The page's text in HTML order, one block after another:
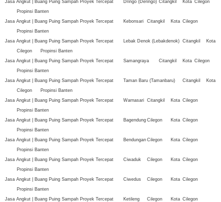
Jasa Angkut | Buang Puing Sampah Proyek Tercepat
Dringo (Deringo) Citangkil Kota Cilegon
Propinsi Banten
Jasa Angkut | Buang Puing Sampah Proyek Tercepat
Kebonsari Citangkil Kota Cilegon
Propinsi Banten
Jasa Angkut | Buang Puing Sampah Proyek Tercepat
Lebak Denok (Lebakdenok) Citangkil
Kota
Cilegon
Propinsi Banten
Jasa Angkut | Buang Puing Sampah Proyek Tercepat
Samangraya Citangkil Kota Cilegon
Propinsi Banten
Jasa Angkut | Buang Puing Sampah Proyek Tercepat
Taman Baru (Tamanbaru) Citangkil
Kota
Cilegon
Propinsi Banten
Jasa Angkut | Buang Puing Sampah Proyek Tercepat
Warnasari Citangkil Kota Cilegon
Propinsi Banten
Jasa Angkut | Buang Puing Sampah Proyek Tercepat
Bagendung Cilegon Kota Cilegon
Propinsi Banten
Jasa Angkut | Buang Puing Sampah Proyek Tercepat
Bendungan Cilegon Kota Cilegon
Propinsi Banten
Jasa Angkut | Buang Puing Sampah Proyek Tercepat
Ciwaduk Cilegon Kota Cilegon
Propinsi Banten
Jasa Angkut | Buang Puing Sampah Proyek Tercepat
Ciwedus Cilegon Kota Cilegon
Propinsi Banten
Jasa Angkut | Buang Puing Sampah Proyek Tercepat
Ketileng Cilegon Kota Cilegon